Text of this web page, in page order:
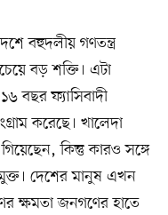
বহুদলীয় গণতন্ত্র
বড় শক্তি। এটা
বছর ফ্যাসিবাদী
করেছে। খালেদা
কিন্তু কারও সঙ্গে
দেশের মানুষ এখন
ক্ষমতা জনগণের হাতে